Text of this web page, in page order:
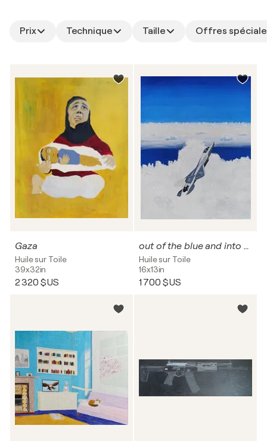
Prix Technique Taille Offres
Gaza
Huile sur Toile
39x32in
2 320 $US
out of the blue and into the black,J-35
Huile sur Toile
16x13in
1 700 $US